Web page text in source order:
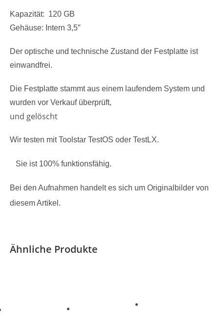
Kapazität: 120 GB
Gehäuse: Intern 3,5″
Der optische und technische Zustand der Festplatte ist
einwandfrei.
Die Festplatte stammt aus einem laufendem System und
wurden vor Verkauf überprüft,
und gelöscht
Wir testen mit Toolstar TestOS oder TestLX.
Sie ist 100% funktionsfähig.
Bei den Aufnahmen handelt es sich um Originalbilder von
diesem Artikel.
Ähnliche Produkte